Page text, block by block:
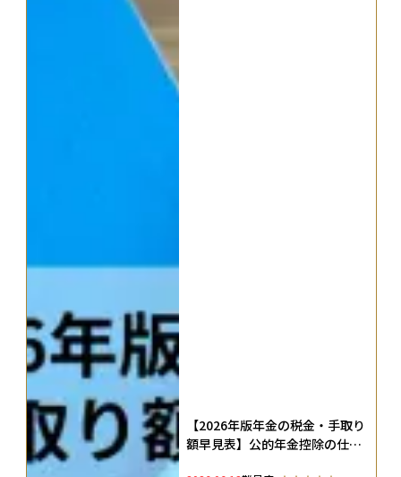
【2026年版年金の税金・手取り
額早見表】公的年金控除の仕組